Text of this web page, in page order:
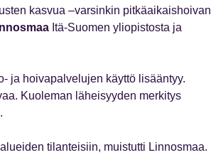
kasvua –varsinkin pitkäaikaishoivan
Itä-Suomen yliopistosta ja
ja hoivapalvelujen käyttö lisääntyy.
Kuoleman läheisyyden merkitys
tilanteisiin, muistutti Linnosmaa.